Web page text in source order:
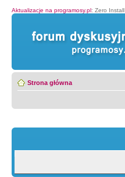
Aktualizacje na programosy.pl: Zero Install
Strona główna